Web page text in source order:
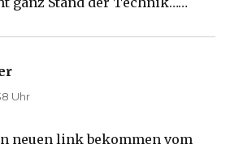
Uhr
neuen link bekommen vom